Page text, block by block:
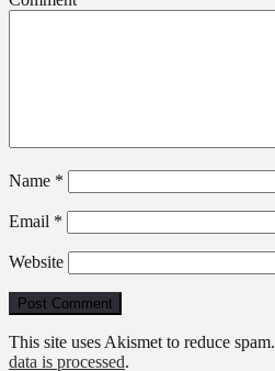
Name *
Email *
Website
This site uses Akismet to reduce spam.
data is processed.